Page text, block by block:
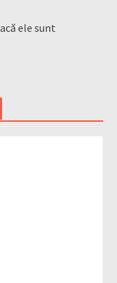
ele sunt